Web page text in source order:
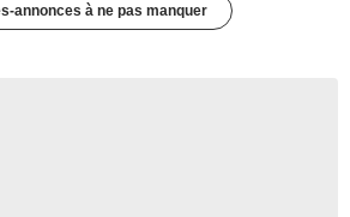
annonces à ne pas manquer